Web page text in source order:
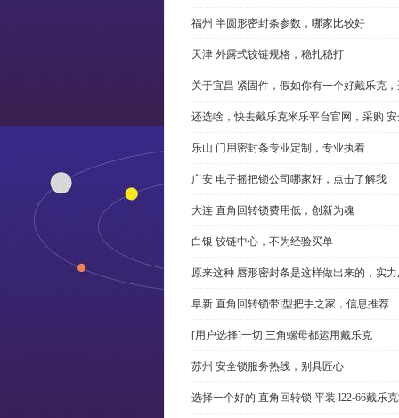
福州 半圆形密封条参数，哪家比较好
天津 外露式铰链规格，稳扎稳打
关于宜昌 紧固件，假如你有一个好戴乐克
还选啥，快去戴乐克米乐平台官网，采购
乐山 门用密封条专业定制，专业执着
广安 电子摇把锁公司哪家好，点击了解我
大连 直角回转锁费用低，创新为魂
白银 铰链中心，不为经验买单
原来这种 唇形密封条是这样做出来的，实
阜新 直角回转锁带l型把手之家，信息推荐
[用户选择]一切 三角螺母都运用戴乐克
苏州 安全锁服务热线，别具匠心
选择一个好的 直角回转锁 平装 l22-66戴乐